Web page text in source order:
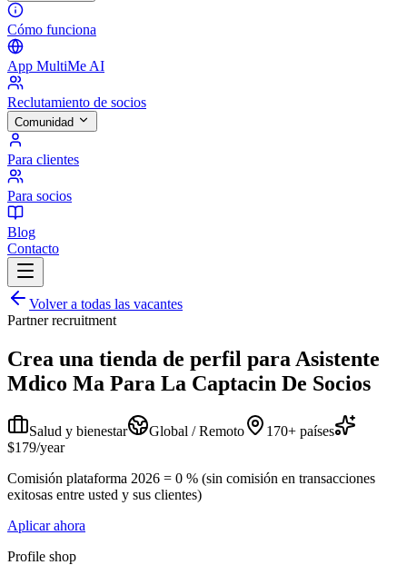
Cómo funciona
App MultiMe AI
Reclutamiento de socios
Comunidad
Para clientes
Para socios
Blog
Contacto
Volver a todas las vacantes
Partner recruitment
Crea una tienda de perfil para Asistente
Mdico Ma Para La Captacin De Socios
Salud y bienestar Global / Remoto
170+ países
$179/year
Comisión plataforma 2026 = 0 % (sin comisión en transacciones
exitosas entre usted y sus clientes)
Aplicar ahora
Profile shop